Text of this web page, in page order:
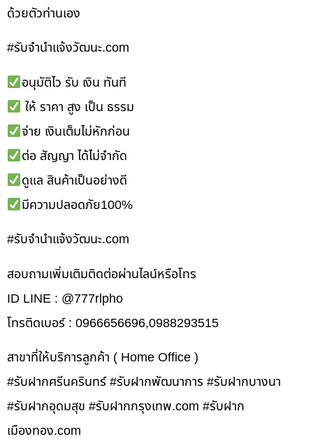
ด้วยตัวท่านเอง
#รับจํานําแจ้งวัฒนะ.com
อนุมัติไว รับ เงิน ทันที
ให้ ราคา สูง เป็น ธรรม
จ่าย เงินเต็มไม่หักก่อน
ต่อ สัญญา ได้ไม่จำกัด
ดูแล สินค้าเป็นอย่างดี
มีความปลอดภัย100%
#รับจํานําแจ้งวัฒนะ.com
สอบถามเพิ่มเติมติดต่อผ่านไลน์หรือโทร
ID LINE : @777rlpho
โทรติดเบอร์ : 0966656696,0988293515
สาขาที่ให้บริการลูกค้า ( Home Office )
#รับฝากศรีนครินทร์ #รับฝากพัฒนาการ #รับฝากบางนา
#รับฝากอุดมสุข #รับฝากกรุงเทพ.com #รับฝาก
เมืองทอง.com